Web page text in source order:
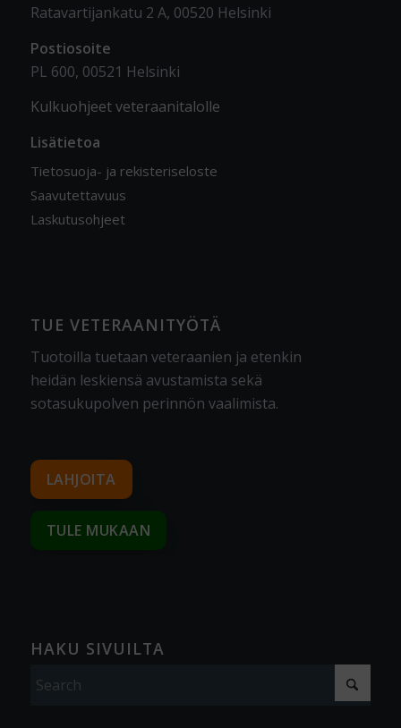
Ratavartijankatu 2 A, 00520 Helsinki
Postiosoite
PL 600, 00521 Helsinki
Kulkuohjeet veteraanitalolle
Lisätietoa
Tietosuoja- ja rekisteriseloste
Saavutettavuus
Laskutusohjeet
TUE VETERAANITYÖTÄ
Tuotoilla tuetaan veteraanien ja etenkin
heidän leskiensä avustamista sekä
sotasukupolven perinnön vaalimista.
LAHJOITA
TULE MUKAAN
HAKU SIVUILTA